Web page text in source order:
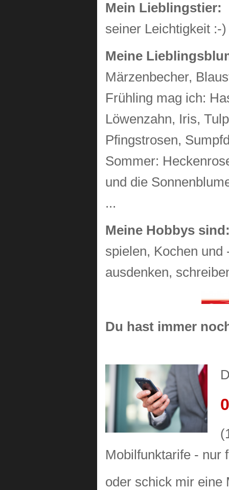
Mein Lieblingstier:
seiner Leichtigkeit :-)
Meine
Märzenbecher,
Frühling mag ich:
Löwenzahn, Iris,
Pfingstrosen,
Sommer:
und die
...
Meine Hobbys
spielen, Kochen
ausdenken,
Du hast immer
(
Mobilfunktarife - nur
oder schick mir eine